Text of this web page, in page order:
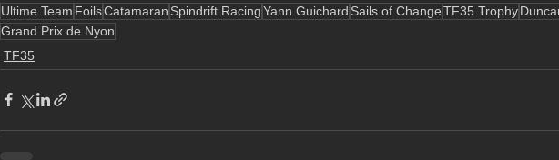
Ultime Team FoilsCatamaran Spindrift RacingYann Guichard Sails of ChangeTF35 Trophy
Grand Prix de Nyon
TF35